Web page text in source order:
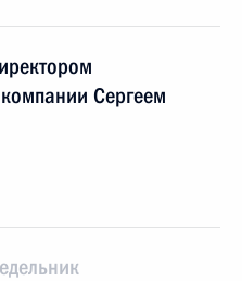
Сергеем